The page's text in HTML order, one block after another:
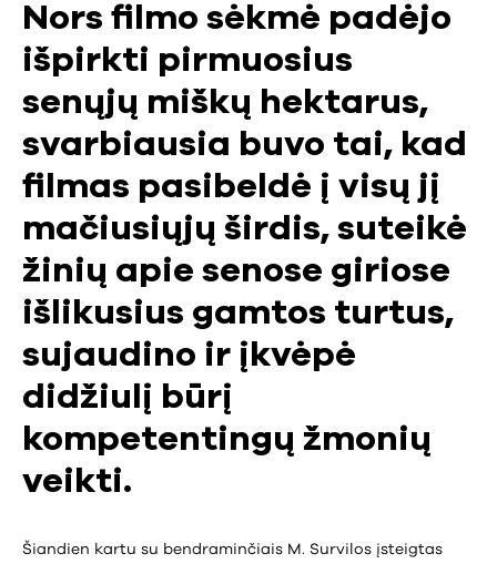
Nors filmo sėkmė padėjo
išpirkti pirmuosius
senųjų miškų hektarus,
svarbiausia buvo tai, kad
filmas pasibeldė į visų jį
mačiusiųjų širdis, suteikė
žinių apie senose giriose
išlikusius gamtos turtus,
sujaudino ir įkvėpė
didžiulį būrį
kompetentingų žmonių
veikti.
Šiandien kartu su bendraminčiais M. Survilos įsteigtas